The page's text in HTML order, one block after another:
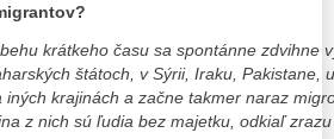
krátkeho času sa spontánne zdvihne
štátoch, v Sýrii, Iraku, Pakistane,
iných krajinách a začne takmer naraz
z nich sú ľudia bez majetku, odkiaľ